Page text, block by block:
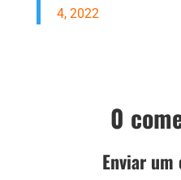
4, 2022
0
Enviar